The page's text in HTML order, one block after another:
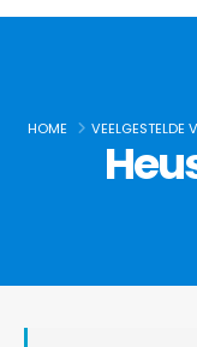
HOME VEELGESTELDE